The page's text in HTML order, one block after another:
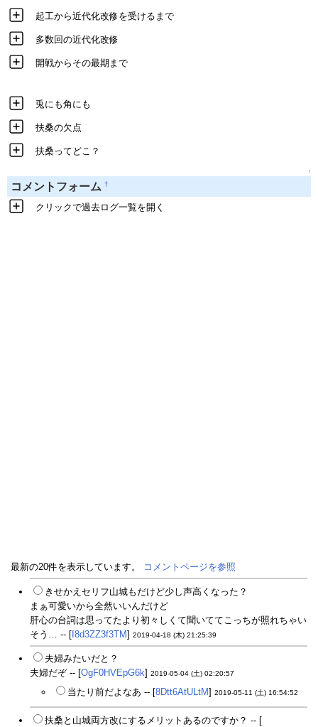
起工から近代化改修を受けるまで
多数回の近代化改修
開戦からその最期まで
兎にも角にも
扶桑の欠点
扶桑ってどこ？
↑
コメントフォーム †
クリックで過去ログ一覧を開く
最新の20件を表示しています。 コメントページを参照
きせかえセリフ山城もだけど少し声高くなった？
まぁ可愛いから全然いいんだけど
肝心の台詞は思ってたより初々しくて聞いててこっちが照れちゃい
そう… -- [I8d3ZZ3f3TM] 2019-04-18 (木) 21:25:39
夫婦みたいだと？
夫婦だぞ -- [OgF0HVEpG6k] 2019-05-04 (土) 02:20:57
当たり前だよなあ -- [8Dtt6AtULtM] 2019-05-11 (土) 16:54:52
扶桑と山城両方改にするメリットあるのですか？ -- [